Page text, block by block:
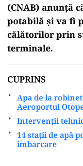
(CNAB) anunță
potabilă și va fi
călătorilor prin
terminale.
CUPRINS
Apa de la
Aeroportul
Intervenții
14 stații de apă
îmbarcare